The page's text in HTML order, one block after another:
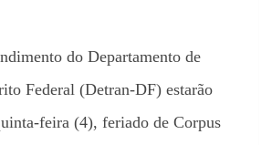
do Departamento de
Federal (Detran-DF) estarão
feira (4), feriado de Corpus